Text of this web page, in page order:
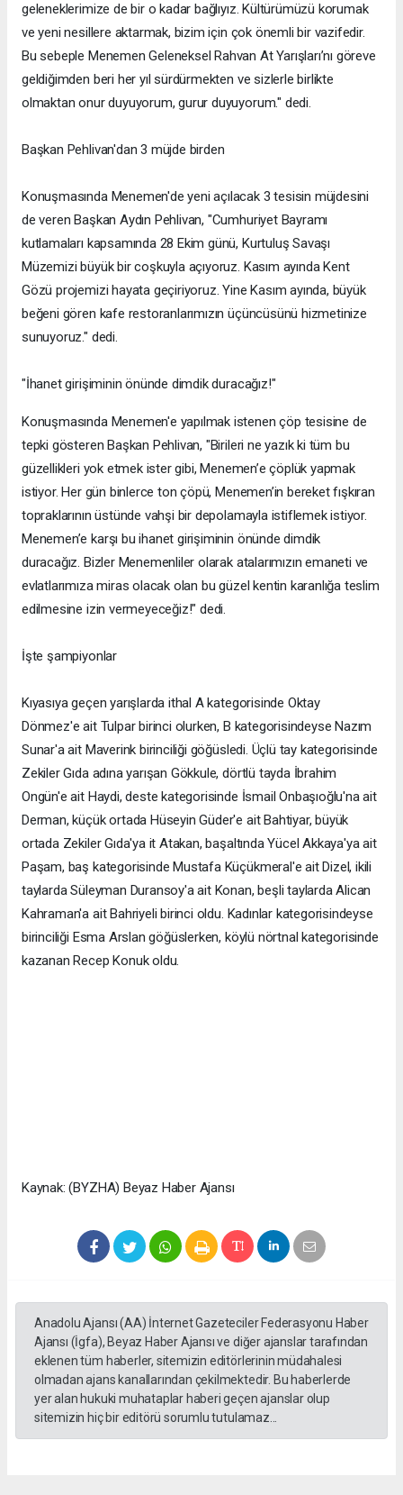
geleneklerimize de bir o kadar bağlıyız. Kültürümüzü korumak
ve yeni nesillere aktarmak, bizim için çok önemli bir vazifedir.
Bu sebeple Menemen Geleneksel Rahvan At Yarışları’nı göreve
geldiğimden beri her yıl sürdürmekten ve sizlerle birlikte
olmaktan onur duyuyorum, gurur duyuyorum." dedi.
Başkan Pehlivan'dan 3 müjde birden
Konuşmasında Menemen'de yeni açılacak 3 tesisin müjdesini
de veren Başkan Aydın Pehlivan, "Cumhuriyet Bayramı
kutlamaları kapsamında 28 Ekim günü, Kurtuluş Savaşı
Müzemizi büyük bir coşkuyla açıyoruz. Kasım ayında Kent
Gözü projemizi hayata geçiriyoruz. Yine Kasım ayında, büyük
beğeni gören kafe restoranlarımızın üçüncüsünü hizmetinize
sunuyoruz." dedi.
"İhanet girişiminin önünde dimdik duracağız!"
Konuşmasında Menemen'e yapılmak istenen çöp tesisine de
tepki gösteren Başkan Pehlivan, "Birileri ne yazık ki tüm bu
güzellikleri yok etmek ister gibi, Menemen’e çöplük yapmak
istiyor. Her gün binlerce ton çöpü, Menemen’in bereket fışkıran
topraklarının üstünde vahşi bir depolamayla istiflemek istiyor.
Menemen’e karşı bu ihanet girişiminin önünde dimdik
duracağız. Bizler Menemenliler olarak atalarımızın emaneti ve
evlatlarımıza miras olacak olan bu güzel kentin karanlığa teslim
edilmesine izin vermeyeceğiz!" dedi.
İşte şampiyonlar
Kıyasıya geçen yarışlarda ithal A kategorisinde Oktay
Dönmez'e ait Tulpar birinci olurken, B kategorisindeyse Nazım
Sunar'a ait Maverink birinciliği göğüsledi. Üçlü tay kategorisinde
Zekiler Gıda adına yarışan Gökkule, dörtlü tayda İbrahim
Ongün'e ait Haydi, deste kategorisinde İsmail Onbaşıoğlu'na ait
Derman, küçük ortada Hüseyin Güder'e ait Bahtiyar, büyük
ortada Zekiler Gıda'ya it Atakan, başaltında Yücel Akkaya'ya ait
Paşam, baş kategorisinde Mustafa Küçükmeral'e ait Dizel, ikili
taylarda Süleyman Duransoy'a ait Konan, beşli taylarda Alican
Kahraman'a ait Bahriyeli birinci oldu. Kadınlar kategorisindeyse
birinciliği Esma Arslan göğüslerken, köylü nörtnal kategorisinde
kazanan Recep Konuk oldu.
Kaynak: (BYZHA) Beyaz Haber Ajansı
Anadolu Ajansı (AA) İnternet Gazeteciler Federasyonu Haber
Ajansı (İgfa), Beyaz Haber Ajansı ve diğer ajanslar tarafından
eklenen tüm haberler, sitemizin editörlerinin müdahalesi
olmadan ajans kanallarından çekilmektedir. Bu haberlerde
yer alan hukuki muhataplar haberi geçen ajanslar olup
sitemizin hiç bir editörü sorumlu tutulamaz...